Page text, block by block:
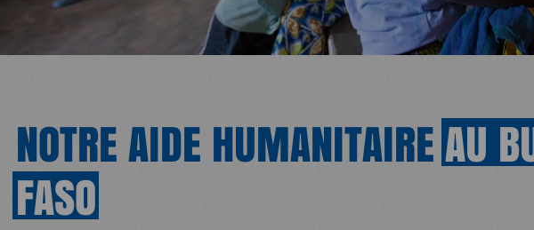
NOTRE AIDE HUMANITAIREAU
FASO